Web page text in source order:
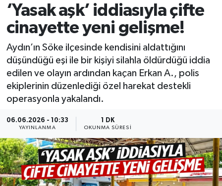
‘Yasak aşk’ iddiasıyla çifte
cinayette yeni gelişme!
Aydın’ın Söke ilçesinde kendisini aldattığını
düşündüğü eşi ile bir kişiyi silahla öldürdüğü iddia
edilen ve olayın ardından kaçan Erkan A., polis
ekiplerinin düzenlediği özel harekat destekli
operasyonla yakalandı.
06.06.2026 - 10:33
YAYINLANMA
1 DK
OKUNMA SÜRESI
Ekonomi
Genel
Gündem
Resmi İlan
Siyaset
Spor
Türkiye
Yaşam
Yunusemre Trafik Yoğunluk Haritası
Süper Lig Puan Durumu ve Fikstür
Tüm Manşetler
Son Dakika Haberleri
Haber Arşivi